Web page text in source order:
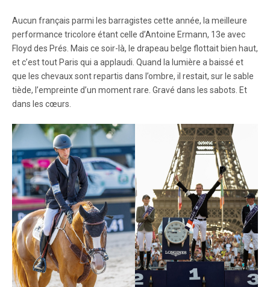
Aucun français parmi les barragistes cette année, la meilleure
performance tricolore étant celle d’Antoine Ermann, 13e avec
Floyd des Prés. Mais ce soir-là, le drapeau belge flottait bien haut,
et c’est tout Paris qui a applaudi. Quand la lumière a baissé et
que les chevaux sont repartis dans l’ombre, il restait, sur le sable
tiède, l’empreinte d’un moment rare. Gravé dans les sabots. Et
dans les cœurs.